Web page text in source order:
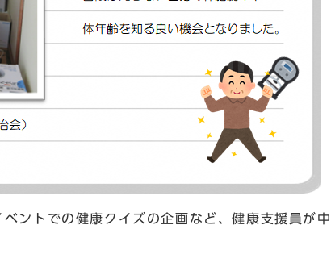
ントでの健康クイズの企画など、健康支援員が